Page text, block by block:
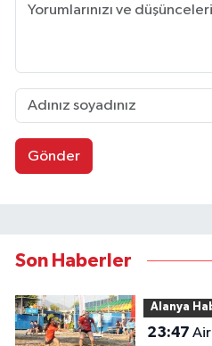
Gönder
Son Haberler
Alanya
23:47